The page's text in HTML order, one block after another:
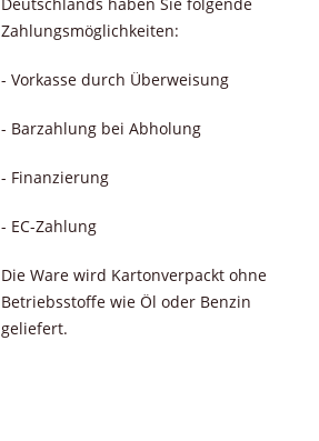
Zahlungsmöglichkeiten:
- Vorkasse durch Überweisung
- Barzahlung bei Abholung
- Finanzierung
- EC-Zahlung
Die Ware wird Kartonverpackt ohne
Betriebsstoffe wie Öl oder Benzin
geliefert.